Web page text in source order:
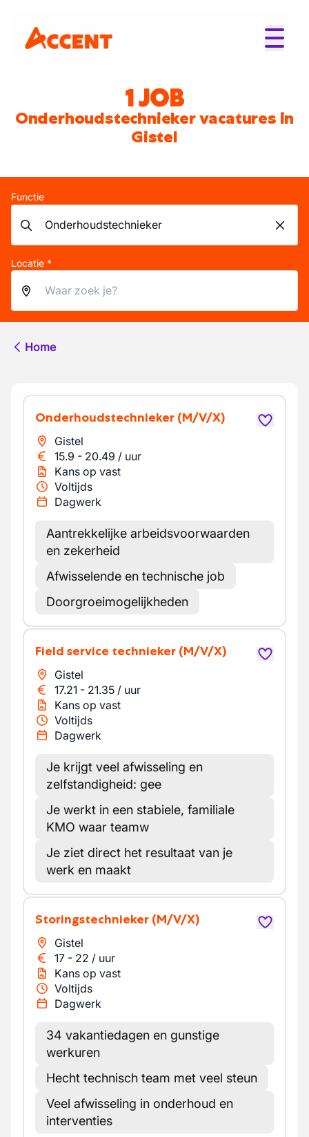
1 JOB
Onderhoudstechnieker vacatures in
Gistel
Functie
Locatie *
Home
Onderhoudstechnieker (M/V/X)
Gistel
15.9 - 20.49 / uur
Kans op vast
Voltijds
Dagwerk
Aantrekkelijke arbeidsvoorwaarden
en zekerheid
Afwisselende en technische job
Doorgroeimogelijkheden
Field service technieker (M/V/X)
Gistel
17.21 - 21.35 / uur
Kans op vast
Voltijds
Dagwerk
Je krijgt veel afwisseling en
zelfstandigheid: gee
Je werkt in een stabiele, familiale
KMO waar teamw
Je ziet direct het resultaat van je
werk en maakt
Storingstechnieker (M/V/X)
Gistel
17 - 22 / uur
Kans op vast
Voltijds
Dagwerk
34 vakantiedagen en gunstige
werkuren
Hecht technisch team met veel steun
Veel afwisseling in onderhoud en
interventies